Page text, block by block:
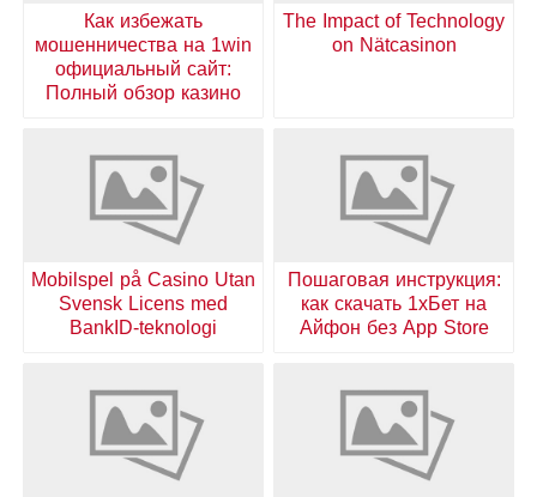
The Impact of Technology
on Nätcasinon
Как избежать
мошенничества на 1win
официальный сайт:
Полный обзор казино
Пошаговая инструкция:
как скачать 1хБет на
Айфон без App Store
Mobilspel på Casino Utan
Svensk Licens med
BankID-teknologi